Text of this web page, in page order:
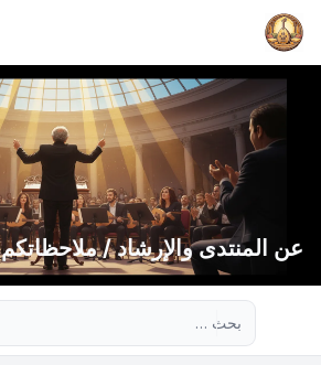
عن المنتدى والإرشاد / ملاحظاتكم